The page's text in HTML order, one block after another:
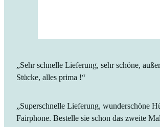
„Sehr schnelle Lieferung, sehr schöne,
Stücke, alles prima !“
„Superschnelle Lieferung, wunderschöne
Fairphone. Bestelle sie schon das zweite